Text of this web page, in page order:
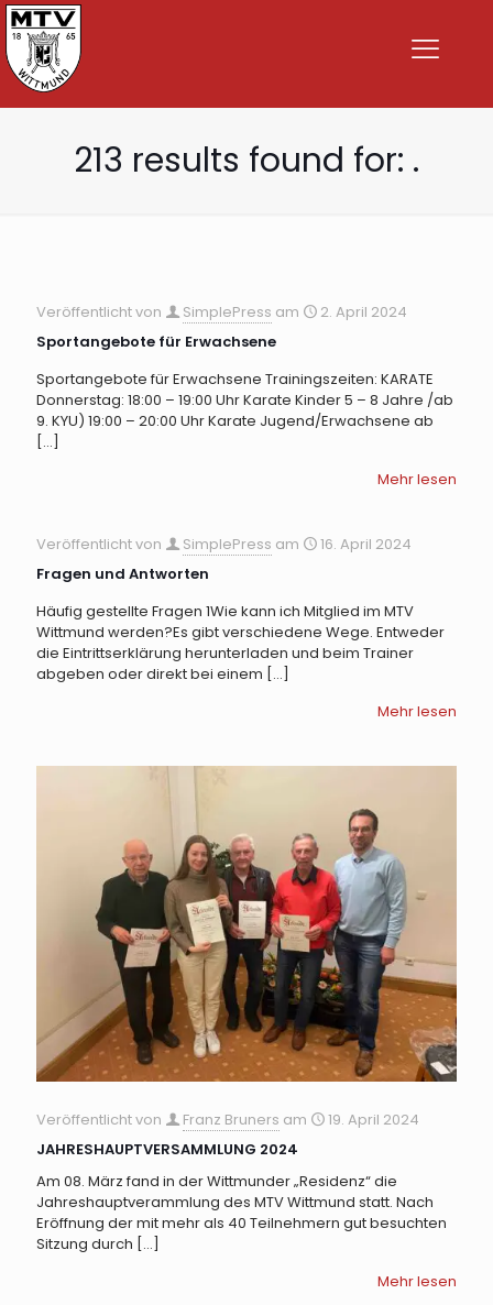
213 results found for: .
Veröffentlicht von SimplePress am
2. April 2024
Sportangebote für Erwachsene
Sportangebote für Erwachsene Trainingszeiten: KARATE
Donnerstag: 18:00 – 19:00 Uhr Karate Kinder 5 – 8 Jahre /ab
9. KYU) 19:00 – 20:00 Uhr Karate Jugend/Erwachsene ab
[…]
Mehr lesen
Veröffentlicht von SimplePress am
16. April 2024
Fragen und Antworten
Häufig gestellte Fragen 1Wie kann ich Mitglied im MTV
Wittmund werden?Es gibt verschiedene Wege. Entweder
die Eintrittserklärung herunterladen und beim Trainer
abgeben oder direkt bei einem […]
Mehr lesen
Veröffentlicht von Franz Bruners am
19. April 2024
JAHRESHAUPTVERSAMMLUNG 2024
Am 08. März fand in der Wittmunder „Residenz“ die
Jahreshauptverammlung des MTV Wittmund statt. Nach
Eröffnung der mit mehr als 40 Teilnehmern gut besuchten
Sitzung durch […]
Mehr lesen